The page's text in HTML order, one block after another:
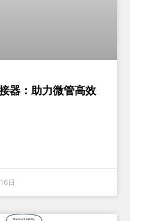
器：助力微管高效
日